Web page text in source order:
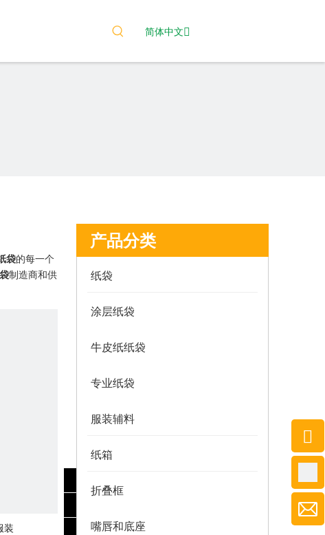
简体中文
袋的每一个
制造商和供
装
产品分类
纸袋
涂层纸袋
牛皮纸纸袋
专业纸袋
服装辅料
纸箱
折叠框
嘴唇和底座